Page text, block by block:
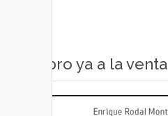
Libro ya a la venta